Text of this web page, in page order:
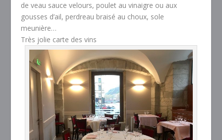
de veau sauce velours, poulet au vinaigre ou aux
gousses d’ail, perdreau braisé au choux, sole
meunière…
Très jolie carte des vins